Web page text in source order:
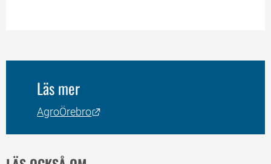
Läs mer
AgroÖrebro